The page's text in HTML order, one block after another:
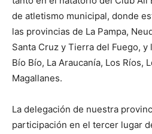
de atletismo municipal, donde
las provincias de La Pampa,
Santa Cruz y Tierra del Fuego,
Bío Bío, La Araucanía, Los Ríos,
Magallanes.
La delegación de nuestra
participación en el tercer lugar